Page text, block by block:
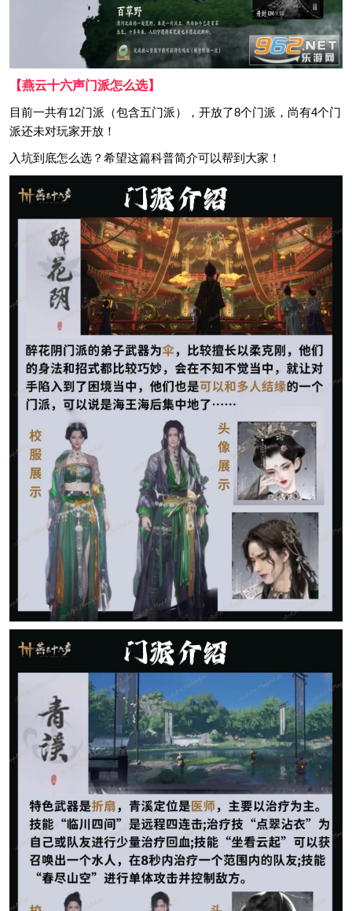
【燕云十六声门派怎么选】
目前一共有12门派（包含五门派），开放了8个门派，尚有4个门
派还未对玩家开放！
入坑到底怎么选？希望这篇科普简介可以帮到大家！